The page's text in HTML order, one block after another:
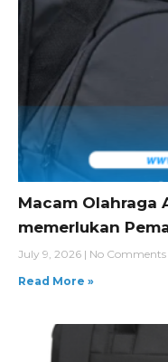
Macam Olahraga
memerlukan
July 9, 2026
No Comments
Read More »